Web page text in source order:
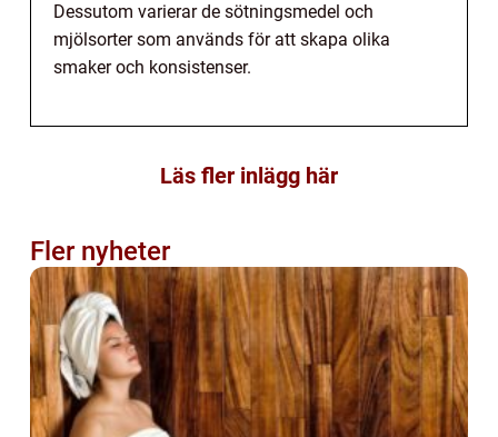
Dessutom varierar de sötningsmedel och
mjölsorter som används för att skapa olika
smaker och konsistenser.
Läs fler inlägg här
Fler nyheter